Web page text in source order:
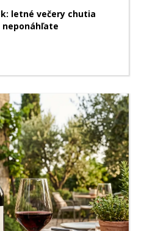
letné večery chutia
neponáhľate